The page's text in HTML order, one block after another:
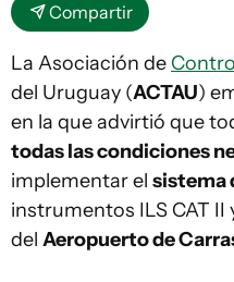
Compartir
La Asociación de
del Uruguay (ACTAU)
en la que advirtió que
todas las condiciones
implementar el sistema
instrumentos ILS CAT II
del Aeropuerto de